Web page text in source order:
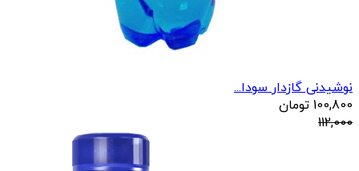
نوشیدنی گازدار سودا...
100,800 تومان
112,000